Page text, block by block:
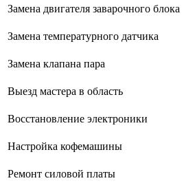
Замена двигателя заварочного блока
Замена температурного датчика
Замена клапана пара
Выезд мастера в область
Восстановление электроники
Настройка кофемашины
Ремонт силовой платы